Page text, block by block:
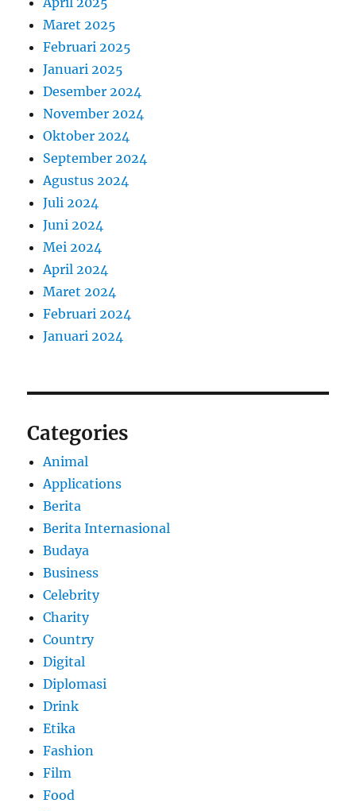
Maret 2025
Februari 2025
Januari 2025
Desember 2024
November 2024
Oktober 2024
September 2024
Agustus 2024
Juli 2024
Juni 2024
Mei 2024
April 2024
Maret 2024
Februari 2024
Januari 2024
Categories
Animal
Applications
Berita
Berita Internasional
Budaya
Business
Celebrity
Charity
Country
Digital
Diplomasi
Drink
Etika
Fashion
Film
Food